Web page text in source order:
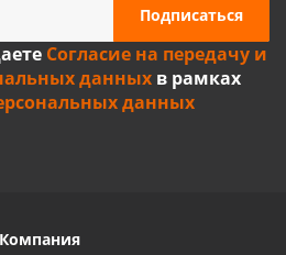
Согласие на передачу и
данныхв рамках
данных
Компания